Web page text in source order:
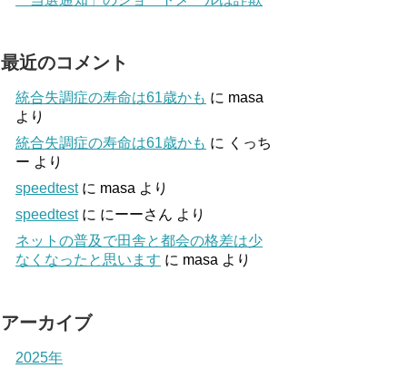
最近のコメント
統合失調症の寿命は61歳かも に masa
より
統合失調症の寿命は61歳かも に くっち
ー より
speedtestに masa より
speedtestに にーーさん より
ネットの普及で田舎と都会の格差は少
なくなったと思います に masa より
アーカイブ
2025年